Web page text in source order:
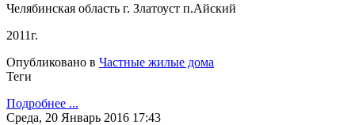
Челябинская область г. Златоуст п.Айский
2011г.
Опубликовано в Частные жилые дома
Теги
Подробнее ...
Среда, 20 Январь 2016 17:43